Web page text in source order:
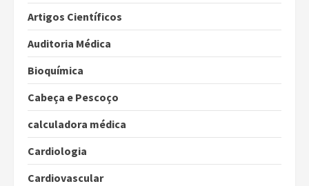
Artigos Científicos
Auditoria Médica
Bioquímica
Cabeça e Pescoço
calculadora médica
Cardiologia
Cardiovascular